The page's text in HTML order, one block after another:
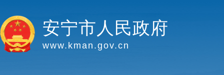
安宁市人民政府
www.kman.gov.cn